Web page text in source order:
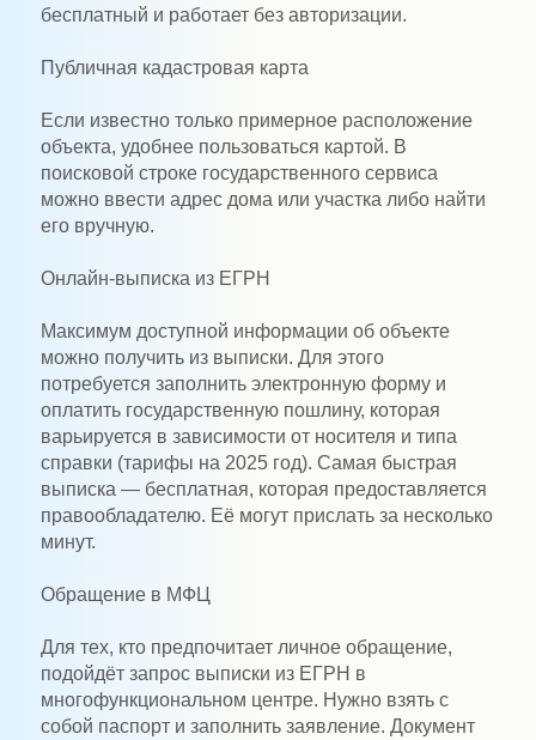
бесплатный и работает без авторизации.
Публичная кадастровая карта
Если известно только примерное расположение
объекта, удобнее пользоваться картой. В
поисковой строке государственного сервиса
можно ввести адрес дома или участка либо найти
его вручную.
Онлайн-выписка из ЕГРН
Максимум доступной информации об объекте
можно получить из выписки. Для этого
потребуется заполнить электронную форму и
оплатить государственную пошлину, которая
варьируется в зависимости от носителя и типа
справки (тарифы на 2025 год). Самая быстрая
выписка — бесплатная, которая предоставляется
правообладателю. Её могут прислать за несколько
минут.
Обращение в МФЦ
Для тех, кто предпочитает личное обращение,
подойдёт запрос выписки из ЕГРН в
многофункциональном центре. Нужно взять с
собой паспорт и заполнить заявление. Документ